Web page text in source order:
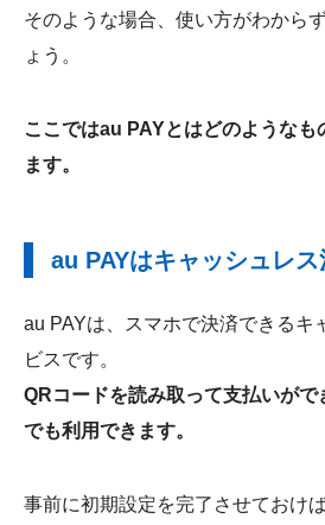
そのような場合、使い方がわから
ょう。
ここではau PAYとはどのようなも
ます。
au PAYはキャッシュレ
au PAYは、スマホで決済できるキ
ビスです。
QRコードを読み取って支払いが
でも利用できます。
事前に初期設定を完了させておけ